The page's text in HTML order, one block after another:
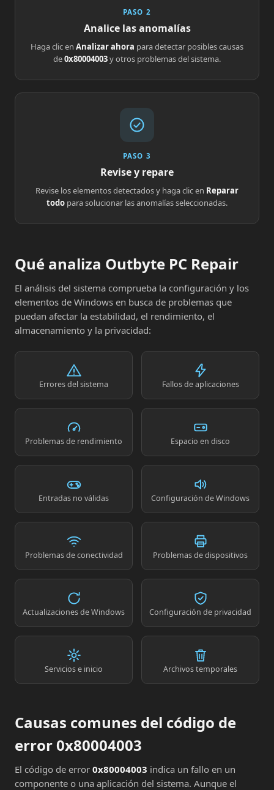
PASO 2
Analice las anomalías
Haga clic en Analizar ahora para detectar posibles causas
de0x80004003y otros problemas del sistema.
PASO 3
Revise y repare
Revise los elementos detectados y haga clic en Reparar
todo para solucionar las anomalías seleccionadas.
Qué analiza Outbyte PC Repair
El análisis del sistema comprueba la configuración y los
elementos de Windows en busca de problemas que
puedan afectar la estabilidad, el rendimiento, el
almacenamiento y la privacidad:
Errores del sistema Fallos de aplicaciones
Problemas de rendimiento Espacio en disco
Entradas no válidas Configuración de Windows
Problemas de conectividad Problemas de dispositivos
Actualizaciones de Windows Configuración de privacidad
Servicios e inicio Archivos temporales
Causas comunes del código de
error 0x80004003
El código de error 0x80004003 indica un fallo en un
componente o una aplicación del sistema. Aunque el